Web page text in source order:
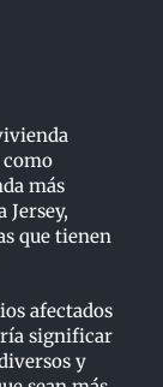
más
Jersey,
que tienen
afectados
significar
y